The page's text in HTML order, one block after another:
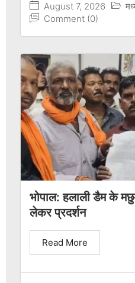
August 7, 2026
Comment (0)
भोपाल: हलाली डैम के
लेकर प्रदर्शन
Read More